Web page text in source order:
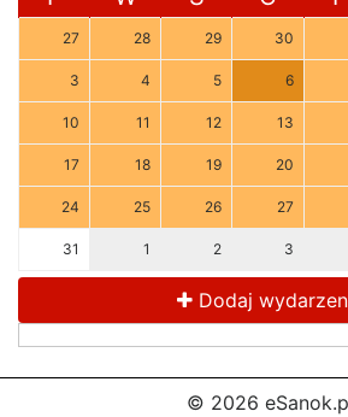
27 28 29 30
3 4 5 6
10 11 12 13
17 18 19 20
24 25 26 27
31 1 2 3
Dodaj
© 2026